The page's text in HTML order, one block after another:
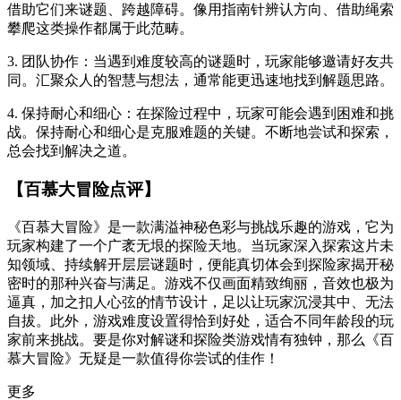
借助它们来谜题、跨越障碍。像用指南针辨认方向、借助绳索
攀爬这类操作都属于此范畴。
3. 团队协作：当遇到难度较高的谜题时，玩家能够邀请好友共
同。汇聚众人的智慧与想法，通常能更迅速地找到解题思路。
4. 保持耐心和细心：在探险过程中，玩家可能会遇到困难和挑
战。保持耐心和细心是克服难题的关键。不断地尝试和探索，
总会找到解决之道。
【百慕大冒险点评】
《百慕大冒险》是一款满溢神秘色彩与挑战乐趣的游戏，它为
玩家构建了一个广袤无垠的探险天地。当玩家深入探索这片未
知领域、持续解开层层谜题时，便能真切体会到探险家揭开秘
密时的那种兴奋与满足。游戏不仅画面精致绚丽，音效也极为
逼真，加之扣人心弦的情节设计，足以让玩家沉浸其中、无法
自拔。此外，游戏难度设置得恰到好处，适合不同年龄段的玩
家前来挑战。要是你对解谜和探险类游戏情有独钟，那么《百
慕大冒险》无疑是一款值得你尝试的佳作！
更多